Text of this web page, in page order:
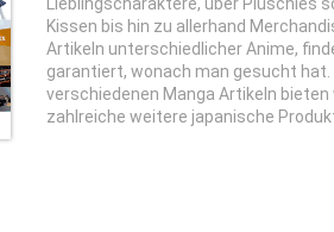
Kissen bis hin zu allerhand
Artikeln unterschiedlicher Anime,
garantiert, wonach man gesucht hat.
verschiedenen Manga Artikeln bieten
zahlreiche weitere japanische